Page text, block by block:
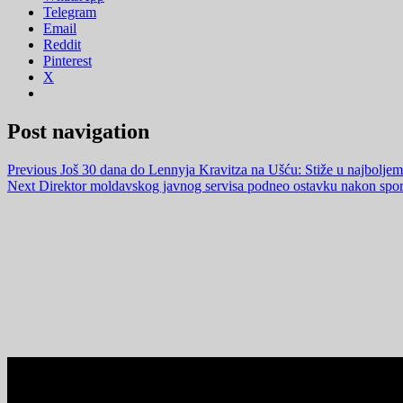
Telegram
Email
Reddit
Pinterest
X
Post navigation
Previous Još 30 dana do Lennyja Kravitza na Ušću: Stiže u
Next Direktor moldavskog javnog servisa podneo ostavku nakon